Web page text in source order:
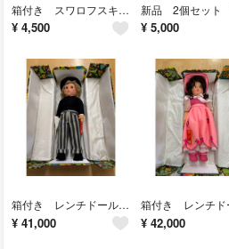
箱付き スワロフスキー クリスタル 置物 フクロウ 目玉イエロー no.206
¥ 4,500 ¥ 5,000
箱付き レンチドール（証明書付き）イタリア製 ブラック・グレー no.26
¥ 41,000 ¥ 42,000